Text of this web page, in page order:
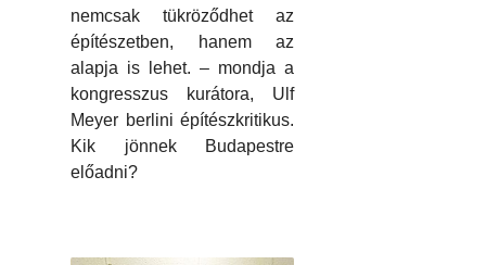
nemcsak tükröződhet az
építészetben, hanem az
alapja is lehet. – mondja a
kongresszus kurátora, Ulf
Meyer berlini építészkritikus.
Kik jönnek Budapestre
előadni?